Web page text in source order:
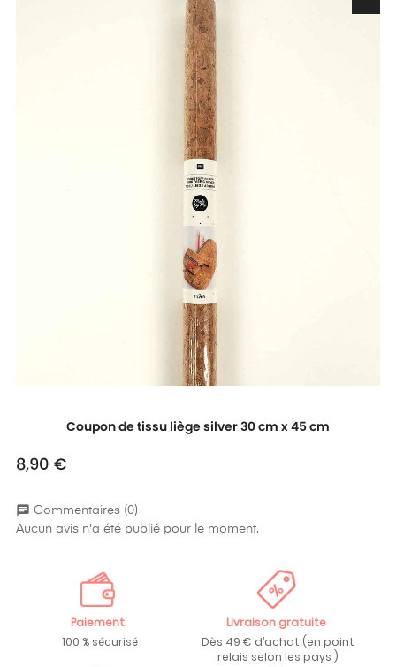
Coupon de tissu liège silver 30 cm x 45 cm
Prix
8,90 €
chat Commentaires (0)
Aucun avis n'a été publié pour le moment.
Paiement
100 % sécurisé
Livraison gratuite
Dès 49 € d’achat (en point
relais selon les pays )